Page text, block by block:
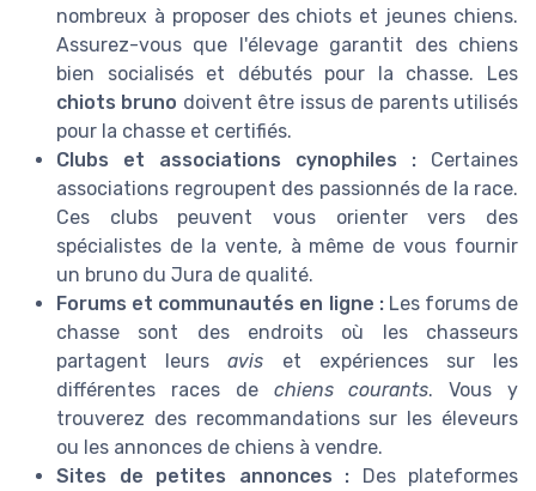
nombreux à proposer des chiots et jeunes chiens.
Assurez-vous que l'élevage garantit des chiens
bien socialisés et débutés pour la chasse. Les
chiots bruno doivent être issus de parents utilisés
pour la chasse et certifiés.
Clubs et associations cynophiles : Certaines
associations regroupent des passionnés de la race.
Ces clubs peuvent vous orienter vers des
spécialistes de la vente, à même de vous fournir
un bruno du Jura de qualité.
Forums et communautés en ligne :Les forums de
chasse sont des endroits où les chasseurs
partagent leursavis et expériences sur les
différentes races de chiens courants. Vous y
trouverez des recommandations sur les éleveurs
ou les annonces de chiens à vendre.
Sites de petites annonces : Des plateformes